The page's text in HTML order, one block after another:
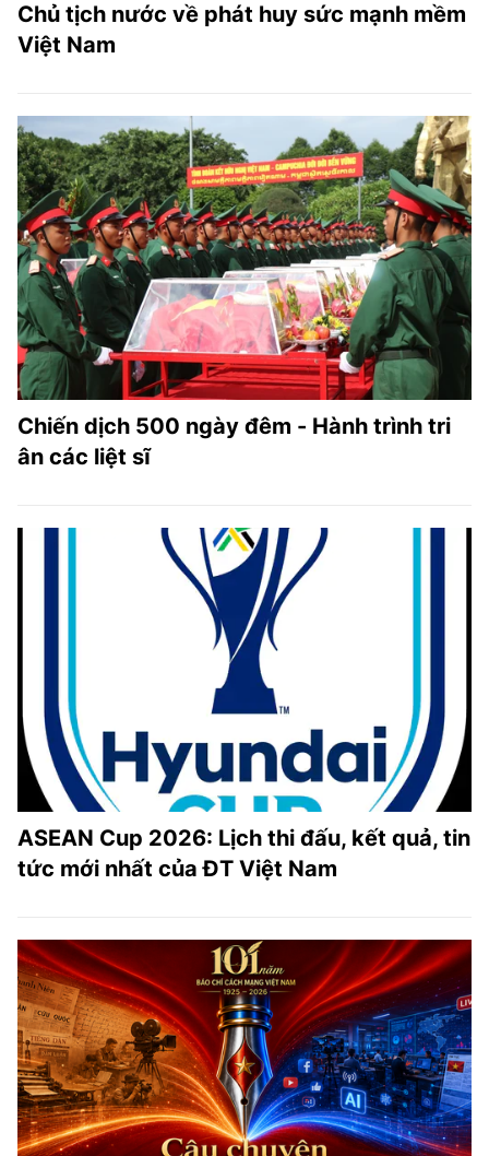
Chủ tịch nước về phát huy sức mạnh mềm
Việt Nam
Chiến dịch 500 ngày đêm - Hành trình tri
ân các liệt sĩ
ASEAN Cup 2026: Lịch thi đấu, kết quả, tin
tức mới nhất của ĐT Việt Nam